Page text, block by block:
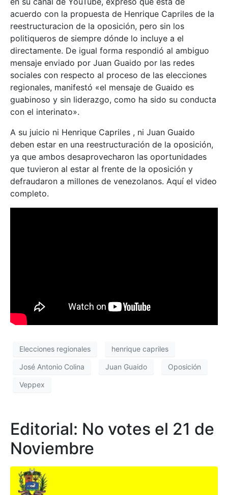
acuerdo con la propuesta de Henrique Capriles de la
reestructuracion de la oposición, pero sin los
politiqueros de siempre dónde lo incluye a el
directamente. De igual forma respondió al ambiguo
mensaje enviado por Juan Guaido por las redes
sociales con respecto al proceso de las elecciones
regionales, manifestó «el mensaje de Guaido es
guabinoso y sin liderazgo, como ha sido su conducta
con el interinato».
A su juicio ni Henrique Capriles , ni Juan Guaido
deben estar en una reestructuración de la oposición,
ya que ambos desaprovecharon las oportunidades
que tuvieron al estar al frente de la oposición y
defraudaron a millones de venezolanos. Aquí el video
completo.
Elecciones regionales henrique capriles
José Antonio Colina Juan Guaido Oposición
Veppex
Editorial: No votes el 21 de
Noviembre